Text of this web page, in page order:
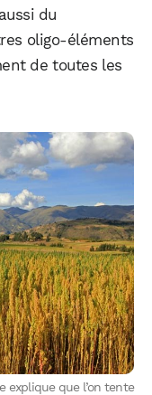
du
oligo-éléments
de toutes les
explique que l’on tente
Email